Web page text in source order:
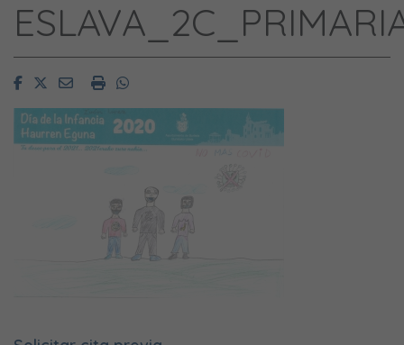
FacebookTwitterEmailImprimirWhatsapp